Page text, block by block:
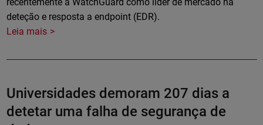
deteção e resposta a endpoint (EDR).
Leia mais
Universidades demoram 207 dias a
detetar uma falha de segurança de